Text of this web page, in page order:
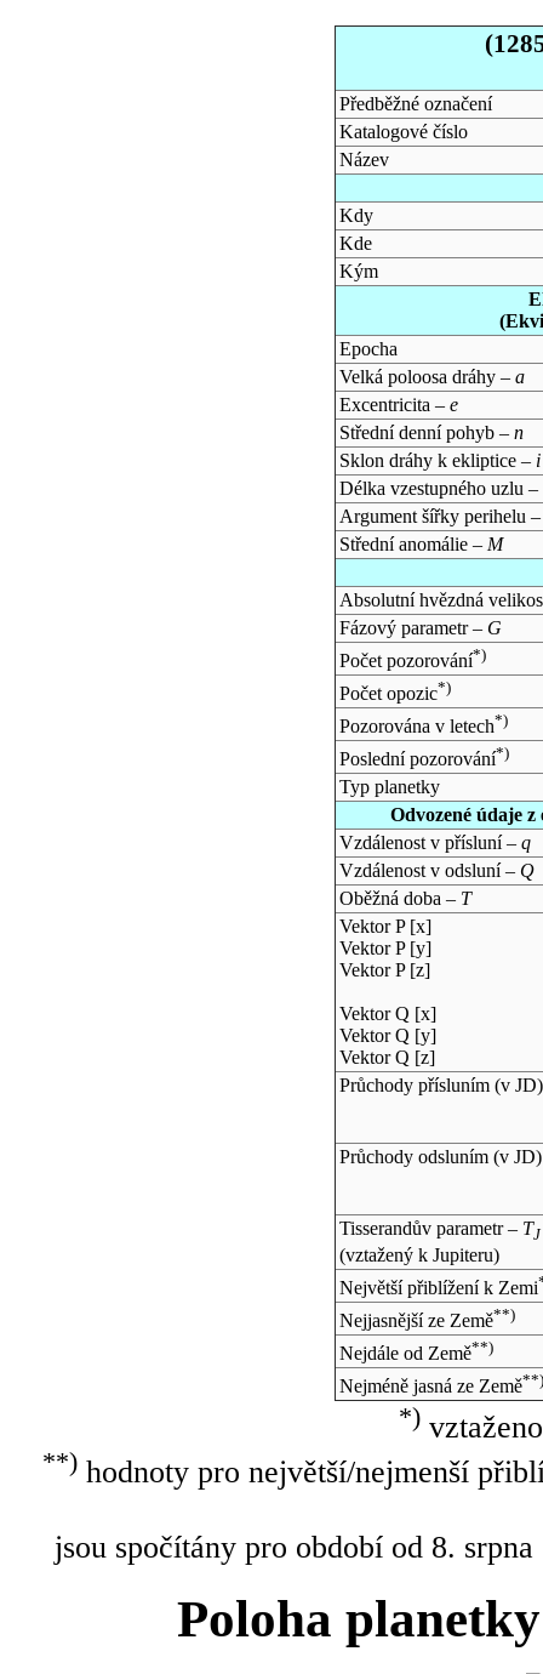
Předběžné označení
Katalogové číslo
Název
Kdy
Kde
Kým
Epocha
Velká poloosa dráhy – a
Excentricita – e
Střední denní pohyb – n
Sklon dráhy k ekliptice – i
Délka vzestupného uzlu –
Argument šířky perihelu
Střední anomálie – M
Absolutní hvězdná
Fázový parametr – G
Počet pozorování*)
Počet opozic*)
Pozorována v letech*)
Poslední pozorování*)
Typ planetky
Odvozené údaje
Vzdálenost v přísluní – q
Vzdálenost v odsluní – Q
Oběžná doba – T
Vektor P [x]
Vektor P [y]
Vektor P [z]
Vektor Q [x]
Vektor Q [y]
Vektor Q [z]
Průchody přísluním (v JD)
Průchody odsluním (v JD)
Tisserandův parametr – TJ
(vztažený k Jupiteru)
Největší přiblížení k Zemi
Nejjasnější ze Země**)
Nejdále od Země**)
Nejméně jasná ze Země**)
*)
**)hodnoty pro největší/nejmenší
jsou spočítány pro období od 8.
Poloha